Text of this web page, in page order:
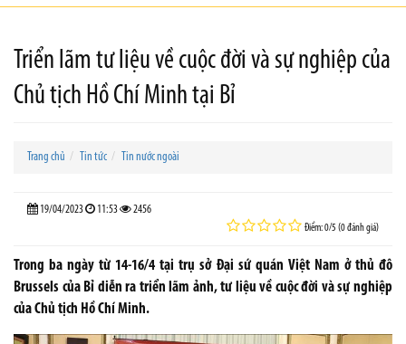
Triển lãm tư liệu về cuộc đời và sự nghiệp của
Chủ tịch Hồ Chí Minh tại Bỉ
Trang chủ Tin tức Tin nước ngoài
19/04/2023 11:53 2456
Điểm: 0/5 (0 đánh giá)
Trong ba ngày từ 14-16/4 tại trụ sở Đại sứ quán Việt Nam ở thủ đô
Brussels của Bỉ diễn ra triển lãm ảnh, tư liệu về cuộc đời và sự nghiệp
của Chủ tịch Hồ Chí Minh.